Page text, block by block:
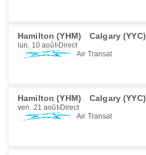
Hamilton (YHM) Calgary (YYC)
lun. 10 août Direct
Air Transat
Hamilton (YHM) Calgary (YYC)
ven. 21 août Direct
Air Transat